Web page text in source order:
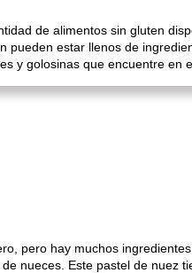
de alimentos sin gluten
estar llenos de
y golosinas que encuentre en
pero hay muchos
nueces. Este pastel de nuez